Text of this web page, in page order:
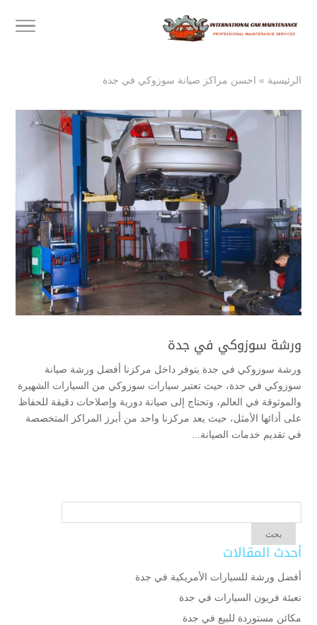
الرئيسية » احسن مراكز صيانة سوزوكي في جدة
ورشة سوزوكي في جدة
ورشة سوزوكي في جدة يتوفر داخل مركزنا أفضل ورشة صيانة
سوزوكي في جدة، حيث تعتبر سيارات سوزوكي من السيارات الشهيرة
والموثوقة في العالم، وتحتاج إلى صيانة دورية وإصلاحات دقيقة للحفاظ
على أدائها الأمثل، حيث يعد مركزنا واحد من أبرز المراكز المتخصصة
في تقديم خدمات الصيانة...
أحدث المقالات
أفضل ورشة للسيارات الأمريكية في جدة
تعبئة فريون السيارات في جدة
مكائن مستوردة للبيع في جدة